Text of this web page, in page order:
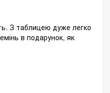
З таблицею дуже легко
в подарунок, як